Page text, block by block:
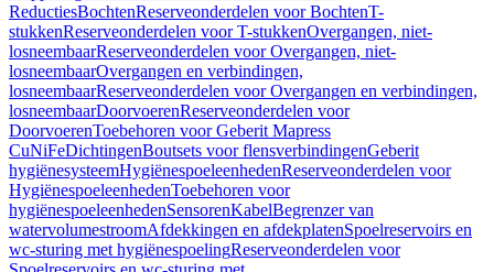
ReductiesBochtenReserveonderdelen voor BochtenT-
stukkenReserveonderdelen voor T-stukkenOvergangen, niet-
losneembaarReserveonderdelen voor Overgangen, niet-
losneembaarOvergangen en verbindingen,
losneembaarReserveonderdelen voor Overgangen en verbindingen,
losneembaarDoorvoerenReserveonderdelen voor
DoorvoerenToebehoren voor Geberit Mapress
CuNiFeDichtingenBoutsets voor flensverbindingenGeberit
hygiënesysteemHygiënespoeleenhedenReserveonderdelen voor
HygiënespoeleenhedenToebehoren voor
hygiënespoeleenhedenSensorenKabelBegrenzer van
watervolumestroomAfdekkingen en afdekplatenSpoelreservoirs en
wc-sturing met hygiënespoelingReserveonderdelen voor